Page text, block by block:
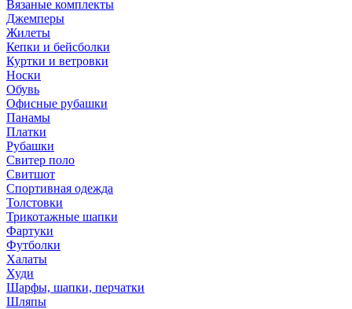
Вязаные комплекты
Джемперы
Жилеты
Кепки и бейсболки
Куртки и ветровки
Носки
Обувь
Офисные рубашки
Панамы
Платки
Рубашки
Свитер поло
Свитшот
Спортивная одежда
Толстовки
Трикотажные шапки
Фартуки
Футболки
Халаты
Худи
Шарфы, шапки, перчатки
Шляпы